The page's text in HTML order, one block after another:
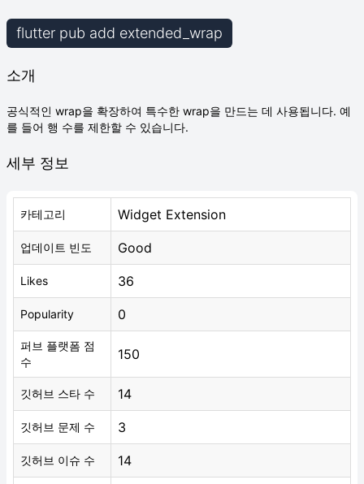
flutter pub add extended_wrap
소개
공식적인 wrap을 확장하여 특수한 wrap을 만드는 데 사용됩니다. 예
를 들어 행 수를 제한할 수 있습니다.
세부 정보
카테고리 Widget Extension
업데이트 빈도 Good
Likes 36
Popularity 0
퍼브 플랫폼 점
수
150
깃허브 스타 수 14
깃허브 문제 수 3
깃허브 이슈 수 14